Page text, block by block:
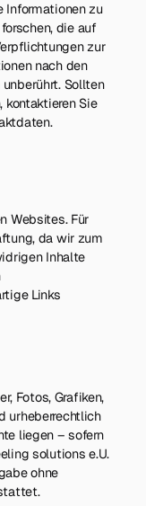
Informationen zu
die auf
zur
nach den
Sollten
Sie
Websites. Für
da wir zum
Inhalte
Links
Fotos, Grafiken,
urheberrechtlich
liegen – sofern
solutions e.U.
ohne